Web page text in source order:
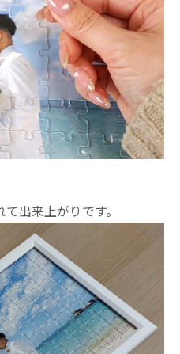
出来上がりです。